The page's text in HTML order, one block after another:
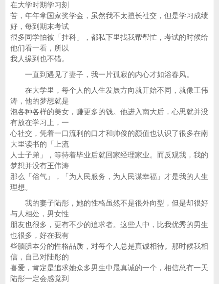
在大学时期学习刻
苦，年年拿国家奖学金，虽然我不太擅长社交，但是学习成绩
好，每到期末考试
很多同学怕被「挂科」，都私下里找我帮帮忙，考试的时候给
他们看一看，所以
我人缘到也不错。
一直到遇见了妻子，我一片孤寂的内心才如浴春风。
在大学里，每个人的人生发展方向就开始不同，就像王伟
涛，他的梦想就是
泡各种各样的美女，赚更多的钱。他进入南大后，心思就并没
有放在学习上，一
心社交，凭着一口流利的口才和帅俊的颜值也认识了很多在南
大里读书的「上流
人士子弟」，等待着毕业后就回家经理家业。而反观我，我的
梦想并没有王伟涛
那么「俗气」，「为人民服务，为人民谋幸福」才是我的人生
理想。
我的妻子陆彤，她的性格虽然不是很外向型，但是却很好
与人相处，男女性
朋友也很多，更有不少的追求者。这些人中，比我优秀的男生
也很多，好在我有
些腼腆本分的性格品质，对每个人总是真诚相待。那时候我相
信，自己对陆彤的
喜爱，肯定是追求她众多男生中最真诚的一个，相信总有一天
陆彤一定会感觉到